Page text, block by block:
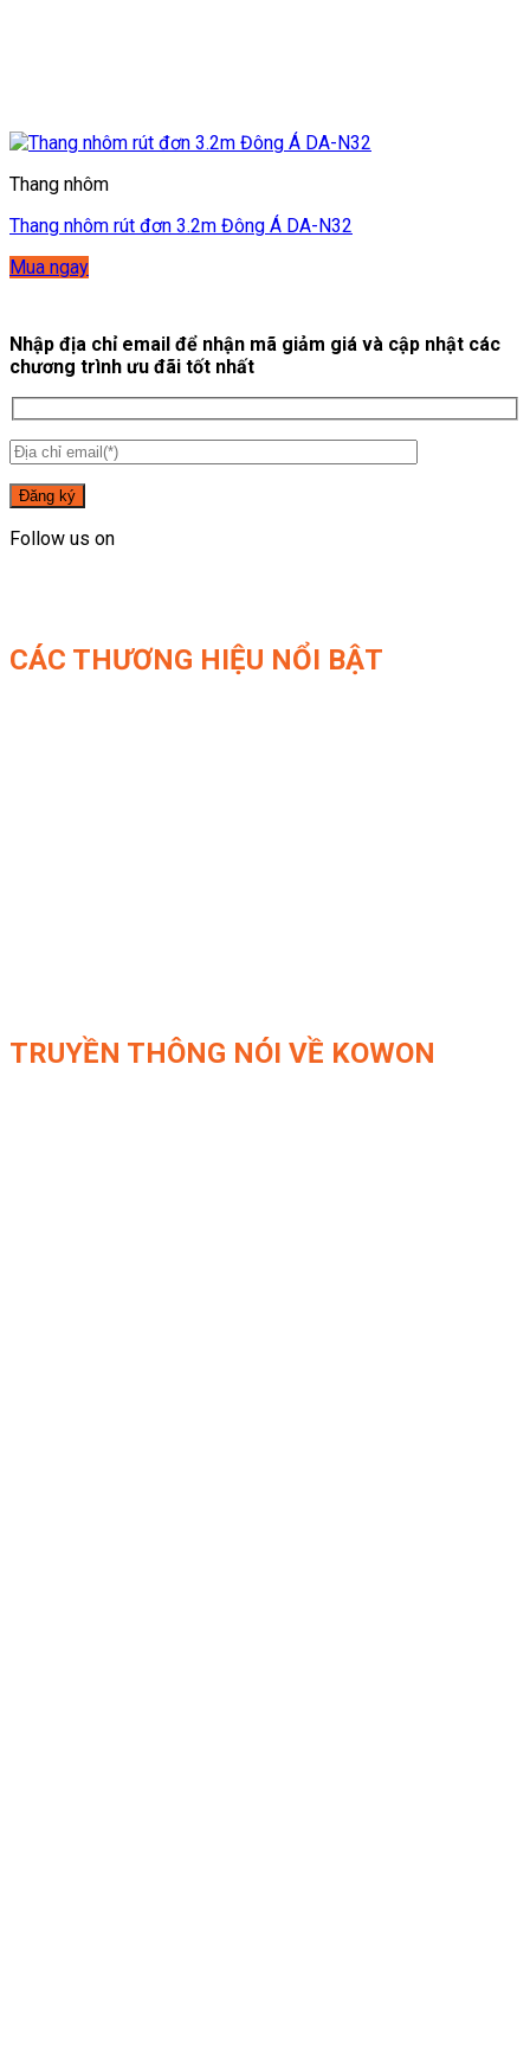
Thang nhôm
Thang nhôm rút đơn 3.2m Đông Á DA-N32
Mua ngay
Nhập địa chỉ email để nhận mã giảm giá và cập nhật các
chương trình ưu đãi tốt nhất
Follow us on
CÁC THƯƠNG HIỆU NỔI BẬT
TRUYỀN THÔNG NÓI VỀ KOWON